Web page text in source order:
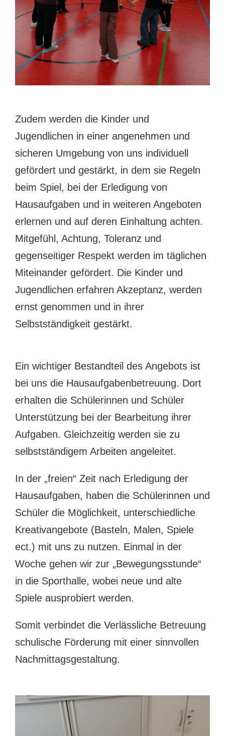
Zudem werden die Kinder und
Jugendlichen in einer angenehmen und
sicheren Umgebung von uns individuell
gefördert und gestärkt, in dem sie Regeln
beim Spiel, bei der Erledigung von
Hausaufgaben und in weiteren Angeboten
erlernen und auf deren Einhaltung achten.
Mitgefühl, Achtung, Toleranz und
gegenseitiger Respekt werden im täglichen
Miteinander gefördert. Die Kinder und
Jugendlichen erfahren Akzeptanz, werden
ernst genommen und in ihrer
Selbstständigkeit gestärkt.
Ein wichtiger Bestandteil des Angebots ist
bei uns die Hausaufgabenbetreuung. Dort
erhalten die Schülerinnen und Schüler
Unterstützung bei der Bearbeitung ihrer
Aufgaben. Gleichzeitig werden sie zu
selbstständigem Arbeiten angeleitet.
In der „freien“ Zeit nach Erledigung der
Hausaufgaben, haben die Schülerinnen und
Schüler die Möglichkeit, unterschiedliche
Kreativangebote (Basteln, Malen, Spiele
ect.) mit uns zu nutzen. Einmal in der
Woche gehen wir zur „Bewegungsstunde“
in die Sporthalle, wobei neue und alte
Spiele ausprobiert werden.
Somit verbindet die Verlässliche Betreuung
schulische Förderung mit einer sinnvollen
Nachmittagsgestaltung.